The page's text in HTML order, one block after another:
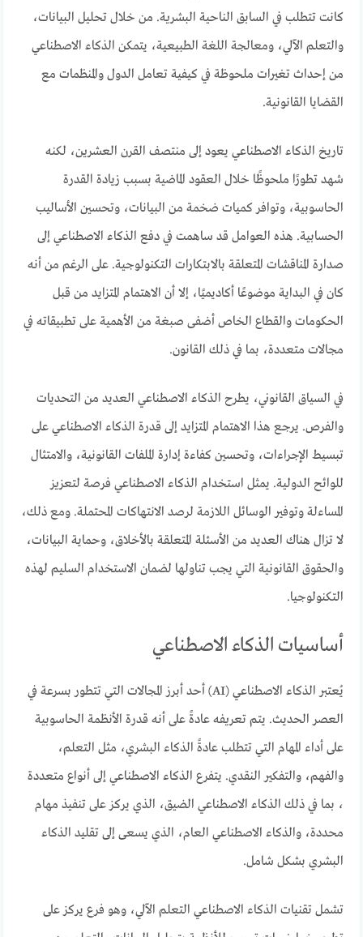
كانت تتطلب في السابق الناحية البشرية. من خلال تحليل البيانات،
والتعلم الآلي، ومعالجة اللغة الطبيعية، يتمكن الذكاء الاصطناعي
من إحداث تغيرات ملحوظة في كيفية تعامل الدول والمنظمات مع
القضايا القانونية.
تاريخ الذكاء الاصطناعي يعود إلى منتصف القرن العشرين، لكنه
شهد تطورًا ملحوظًا خلال العقود الماضية بسبب زيادة القدرة
الحاسوبية، وتوافر كميات ضخمة من البيانات، وتحسين الأساليب
الحسابية. هذه العوامل قد ساهمت في دفع الذكاء الاصطناعي إلى
صدارة المناقشات المتعلقة بالابتكارات التكنولوجية. على الرغم من أنه
كان في البداية موضوعًا أكاديميًا، إلا أن الاهتمام المتزايد من قبل
الحكومات والقطاع الخاص أضفى صبغة من الأهمية على تطبيقاته في
مجالات متعددة، بما في ذلك القانون.
في السياق القانوني، يطرح الذكاء الاصطناعي العديد من التحديات
والفرص. يرجع هذا الاهتمام المتزايد إلى قدرة الذكاء الاصطناعي على
تبسيط الإجراءات، وتحسين كفاءة إدارة الملفات القانونية، والامتثال
للوائح الدولية. يمثل استخدام الذكاء الاصطناعي فرصة لتعزيز
المساءلة وتوفير الوسائل اللازمة لرصد الانتهاكات المحتملة. ومع ذلك،
لا تزال هناك العديد من الأسئلة المتعلقة بالأخلاق، وحماية البيانات،
والحقوق القانونية التي يجب تناولها لضمان الاستخدام السليم لهذه
التكنولوجيا.
أساسيات الذكاء الاصطناعي
يُعتبر الذكاء الاصطناعي (AI) أحد أبرز المجالات التي تتطور بسرعة في
العصر الحديث. يتم تعريفه عادةً على أنه قدرة الأنظمة الحاسوبية
على أداء المهام التي تتطلب عادةً الذكاء البشري، مثل التعلم،
والفهم، والتفكير النقدي. يتفرع الذكاء الاصطناعي إلى أنواع متعددة
، بما في ذلك الذكاء الاصطناعي الضيق، الذي يركز على تنفيذ مهام
محددة، والذكاء الاصطناعي العام، الذي يسعى إلى تقليد الذكاء
البشري بشكل شامل.
تشمل تقنيات الذكاء الاصطناعي التعلم الآلي، وهو فرع يركز على